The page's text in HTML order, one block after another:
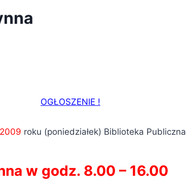
OGŁOSZENIE !
roku (poniedziałek) Biblioteka Publiczna
w godz. 8.00 – 16.00